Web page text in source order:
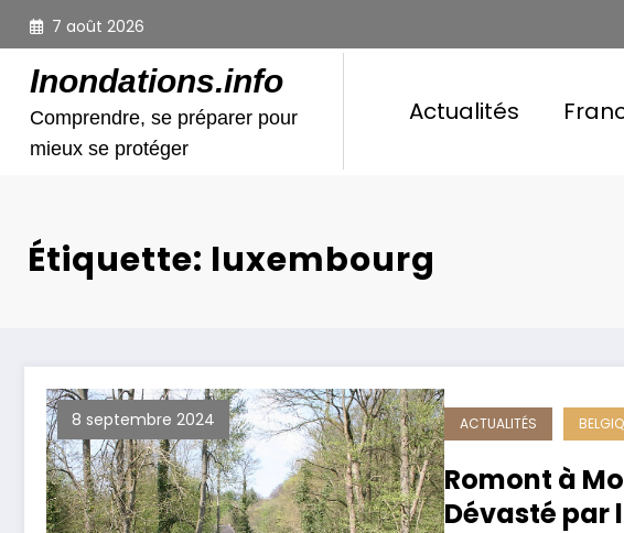
Aller
contenu
7 août 2026
Inondations.info
Comprendre, se préparer pour
mieux se protéger
Actualités
Étiquette: luxembourg
8 septembre 2024 ACTUALITÉS
Romont à
Dévasté par